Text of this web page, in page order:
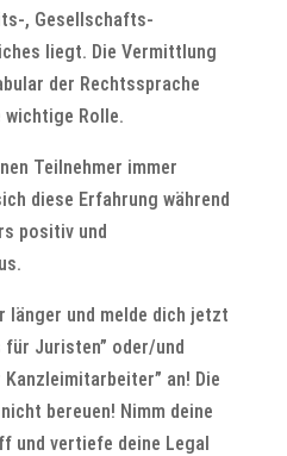
, Gesellschafts-
liegt. Die Vermittlung
der Rechtssprache
wichtige Rolle.
Teilnehmer immer
diese Erfahrung während
positiv und
länger und melde dich jetzt
für Juristen” oder/und
an! Die
bereuen! Nimm deine
und vertiefe deine Legal